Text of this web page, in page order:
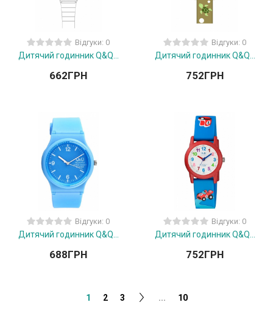
Відгуки: 0
Дитячий годинник Q&Q...
662ГРН
Відгуки: 0
Дитячий годинник Q&Q...
752ГРН
Відгуки: 0
Дитячий годинник Q&Q...
688ГРН
Відгуки: 0
Дитячий годинник Q&Q...
752ГРН
1 2 3 ... 10